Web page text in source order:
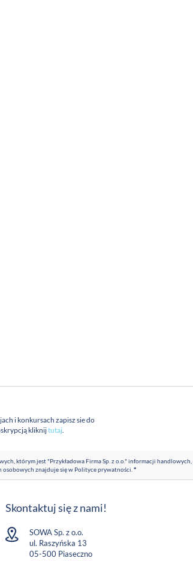
i konkursach zapisz sie do
kliknijtutaj.
którym jest "Przykładowa Firma Sp. z o.o." informacji
osobowych znajduje się w Polityce prywatności.*
Skontaktuj się z nami!
SOWA Sp. z o.o.
ul. Raszyńska 13
05-500 Piaseczno